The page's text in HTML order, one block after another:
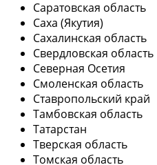
Саратовская область
Саха (Якутия)
Сахалинская область
Свердловская область
Северная Осетия
Смоленская область
Ставропольский край
Тамбовская область
Татарстан
Тверская область
Томская область